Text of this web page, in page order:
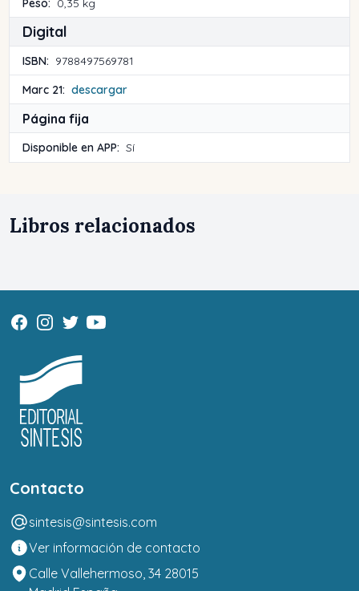
Peso: 0,35 kg
Digital
ISBN: 9788497569781
Marc 21: descargar
Página fija
Disponible en APP: Sí
Libros relacionados
Contacto
sintesis@sintesis.com
Ver información de contacto
Calle Vallehermoso, 34 28015